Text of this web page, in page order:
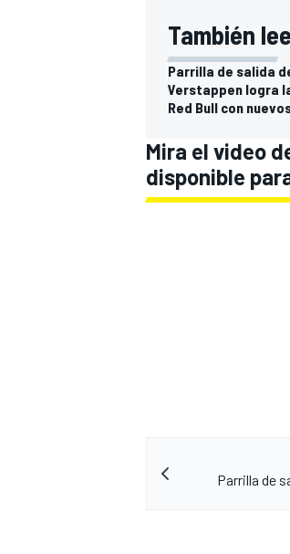
También
Parrilla de salida
Verstappen logra
Red Bull con
Mira el video
disponible
Parrilla de